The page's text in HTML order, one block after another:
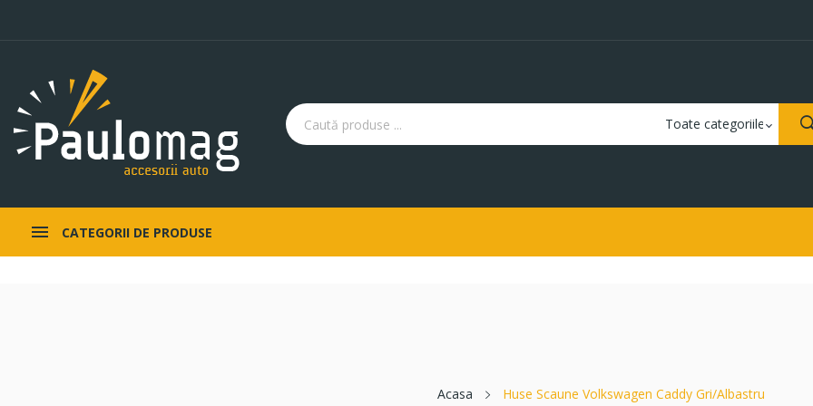
CATEGORII DE PRODUSE
Acasa Huse Scaune Volkswagen Caddy Gri/Albastru